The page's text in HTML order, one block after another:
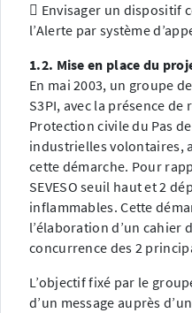
 Envisager un dispositif
l’Alerte par système
1.2. Mise en place du
En mai 2003, un groupe
S3PI, avec la présence
Protection civile du Pas
industrielles volontaires,
cette démarche. Pour
SEVESO seuil haut et 2
inflammables. Cette
l’élaboration d’un cahier
concurrence des 2
L’objectif fixé par le
d’un message auprès